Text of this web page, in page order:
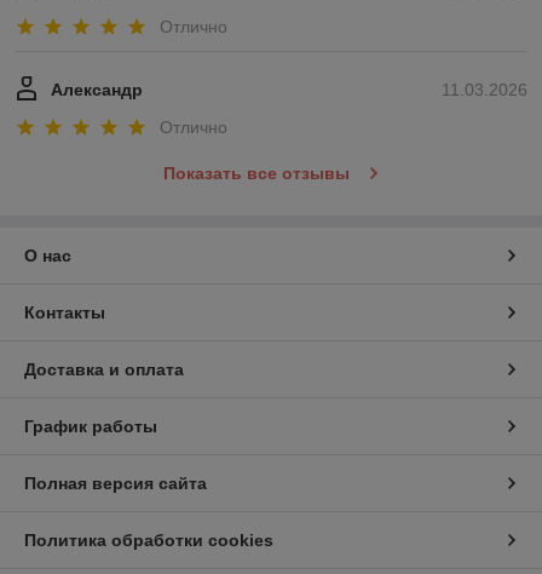
Отлично
11.03.2026
Александр
Отлично
Показать все отзывы
О нас
Контакты
Доставка и оплата
График работы
Полная версия сайта
Политика обработки cookies